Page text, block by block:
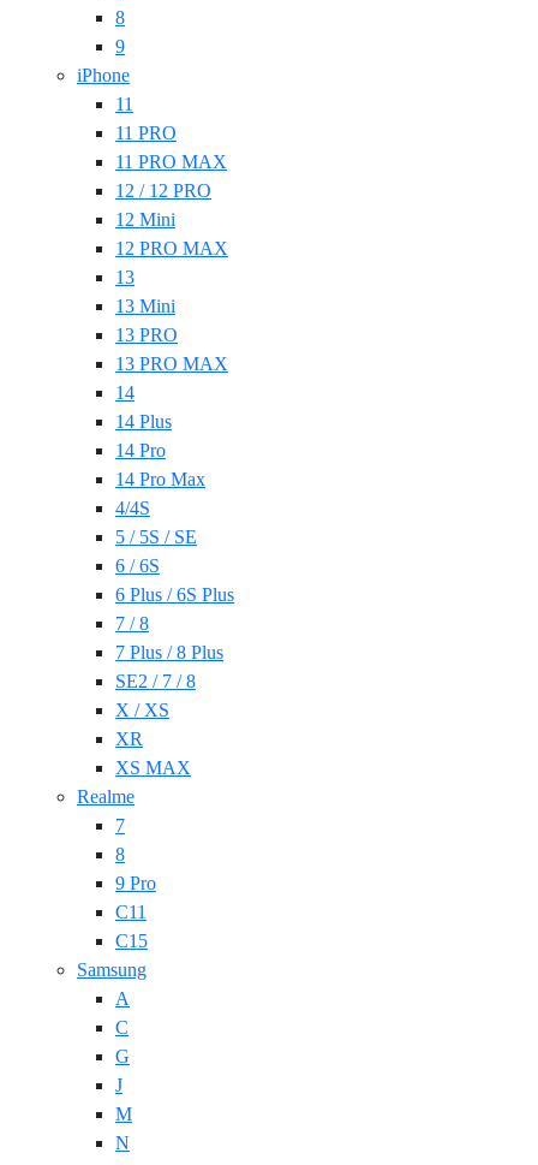
8
9
iPhone
11
11 PRO
11 PRO MAX
12 / 12 PRO
12 Mini
12 PRO MAX
13
13 Mini
13 PRO
13 PRO MAX
14
14 Plus
14 Pro
14 Pro Max
4/4S
5 / 5S / SE
6 / 6S
6 Plus / 6S Plus
7 / 8
7 Plus / 8 Plus
SE2 / 7 / 8
X / XS
XR
XS MAX
Realme
7
8
9 Pro
C11
C15
Samsung
A
C
G
J
M
N